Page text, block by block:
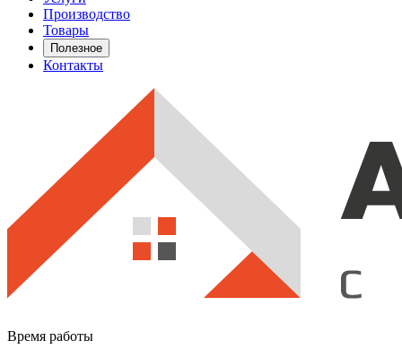
Производство
Товары
Полезное
Контакты
Время работы